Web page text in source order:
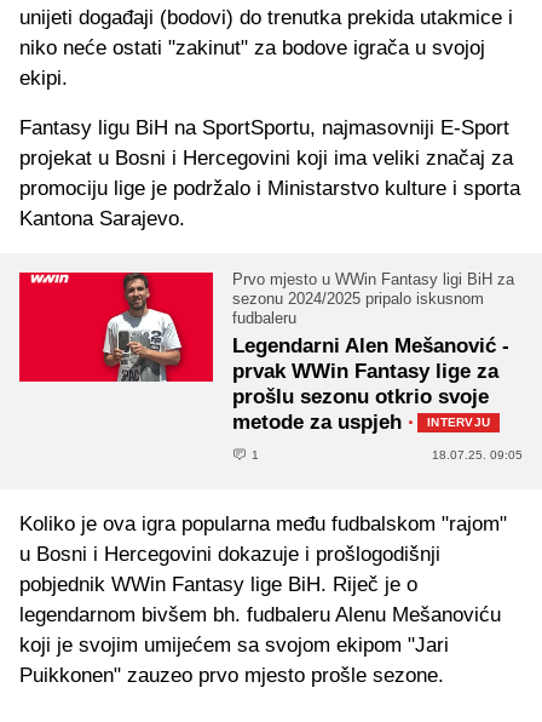
unijeti događaji (bodovi) do trenutka prekida utakmice i
niko neće ostati "zakinut" za bodove igrača u svojoj
ekipi.
Fantasy ligu BiH na SportSportu, najmasovniji E-Sport
projekat u Bosni i Hercegovini koji ima veliki značaj za
promociju lige je podržalo i Ministarstvo kulture i sporta
Kantona Sarajevo.
Prvo mjesto u WWin Fantasy ligi BiH za
sezonu 2024/2025 pripalo iskusnom
fudbaleru
Legendarni Alen Mešanović -
prvak WWin Fantasy lige za
prošlu sezonu otkrio svoje
metode za uspjeh · INTERVJU
1 18.07.25. 09:05
Koliko je ova igra popularna među fudbalskom "rajom"
u Bosni i Hercegovini dokazuje i prošlogodišnji
pobjednik WWin Fantasy lige BiH. Riječ je o
legendarnom bivšem bh. fudbaleru Alenu Mešanoviću
koji je svojim umijećem sa svojom ekipom "Jari
Puikkonen" zauzeo prvo mjesto prošle sezone.